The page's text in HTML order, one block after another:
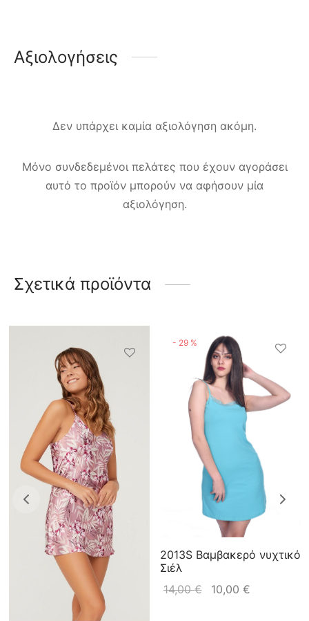
Αξιολογήσεις
Δεν υπάρχει καμία αξιολόγηση ακόμη.
Μόνο συνδεδεμένοι πελάτες που έχουν αγοράσει
αυτό το προϊόν μπορούν να αφήσουν μία
αξιολόγηση.
Σχετικά προϊόντα
- 29 %
2013S Βαμβακερό νυχτικό
Σιέλ
14,00€ 10,00 €